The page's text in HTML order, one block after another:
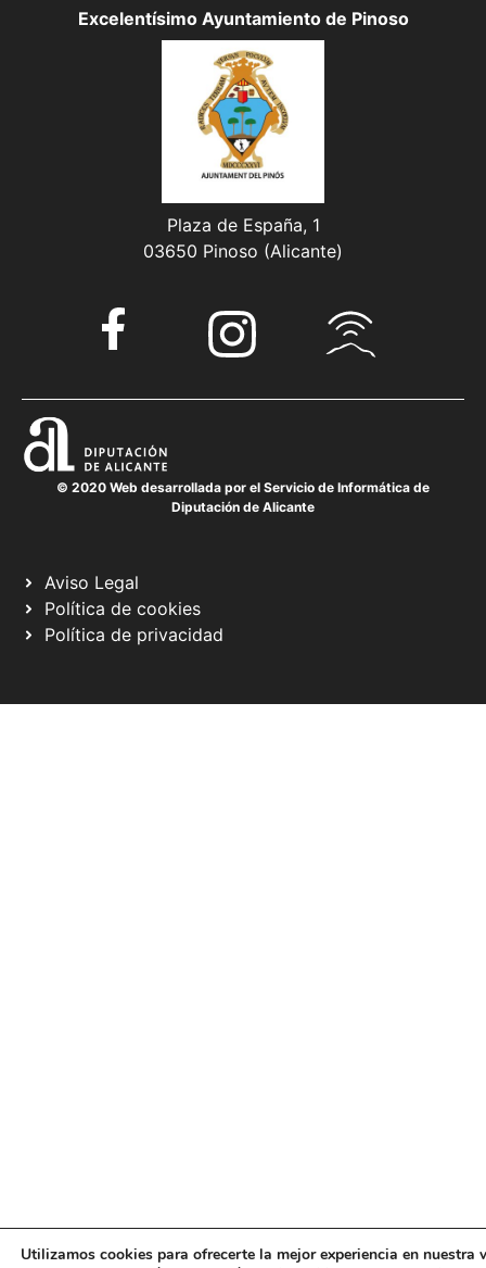
Excelentísimo Ayuntamiento de Pinoso
Plaza de España, 1
03650 Pinoso (Alicante)
© 2020 Web desarrollada por el Servicio de Informática de
Diputación de Alicante
Aviso Legal
Política de cookies
Política de privacidad
Utilizamos cookies para ofrecerte la mejor experiencia en nuestra